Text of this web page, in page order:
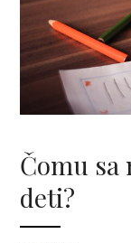
Čomu sa
deti?